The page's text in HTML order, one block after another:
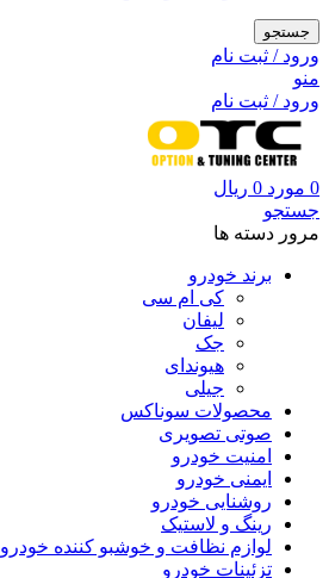
جستجو
ورود / ثبت نام
منو
ورود / ثبت نام
0 مورد 0 ریال
جستجو
مرور دسته ها
برند خودرو
کی ام سی
لیفان
جک
هیوندای
جیلی
محصولات سوناکس
صوتی تصویری
امنیت خودرو
ایمنی خودرو
روشنایی خودرو
رینگ و لاستیک
لوازم نظافت و خوشبو کننده خودرو
تزئینات خودرو